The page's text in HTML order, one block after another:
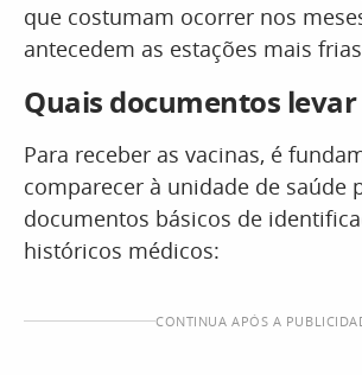
que costumam ocorrer nos
antecedem as estações mais
Quais documentos levar
Para receber as vacinas, é
comparecer à unidade de saúde
documentos básicos de
históricos médicos:
CONTINUA APÓS A